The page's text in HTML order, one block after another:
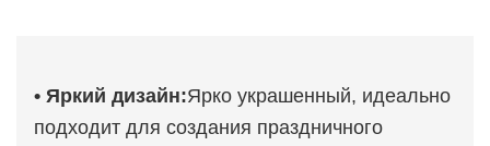
• Яркий дизайн:Ярко украшенный, идеально
подходит для создания праздничного